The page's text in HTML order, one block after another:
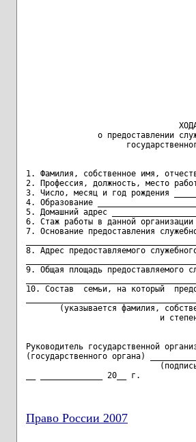
о предоставлении
1. Фамилия, собственное имя,
2. Профессия, должность, место
3. Число, месяц и год рождения
4. Образование
5. Домашний адрес
6. Стаж работы в данной организации
7. Основание предоставления
8. Адрес предоставляемого
9. Общая площадь предоставляемого
10. Состав  семьи, на который
(указывается фамилия,
Руководитель государственной
(государственного органа)
__ _____________ 20__ г.
Право России 2007